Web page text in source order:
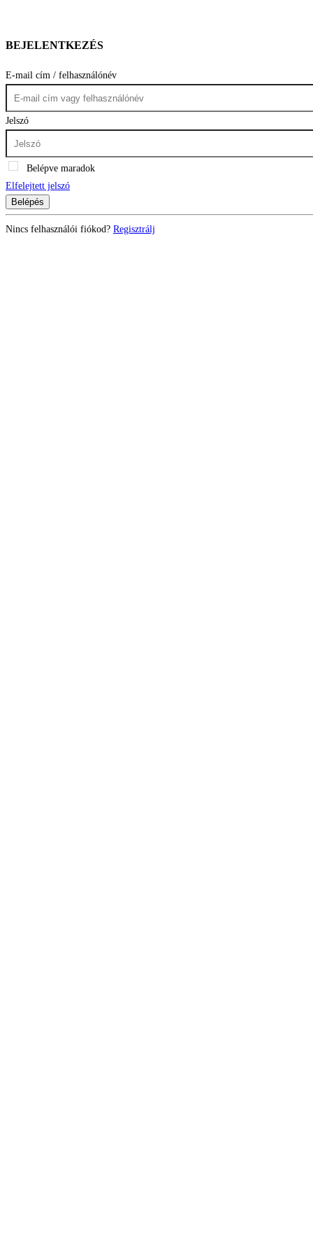
BEJELENTKEZÉS
E-mail cím / felhasználónév
Jelszó
Belépve maradok
Elfelejtett jelszó
Belépés
Nincs felhasználói fiókod? Regisztrálj